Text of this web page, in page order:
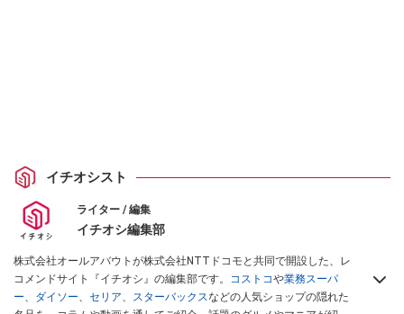
イチオシスト
ライター / 編集
イチオシ編集部
株式会社オールアバウトが株式会社NTTドコモと共同で開設した、レ
コメンドサイト『イチオシ』の編集部です。 コストコや業務スーパ
ー、 ダイソー、 セリア、 スターバックスなどの人気ショップの隠れた